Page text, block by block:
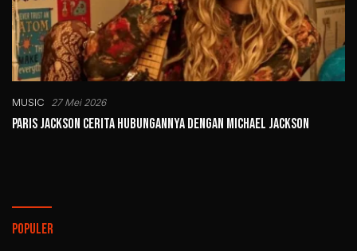
MUSIC 27 Mei 2026
Paris Jackson Cerita Hubungannya dengan Michael Jackson
Populer